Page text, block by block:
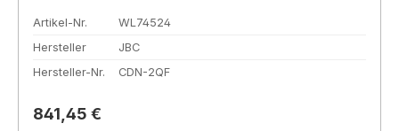
Artikel-Nr.
WL74524
Hersteller
JBC
Hersteller-Nr.
CDN-2QF
Regulärer Preis:
841,45 €